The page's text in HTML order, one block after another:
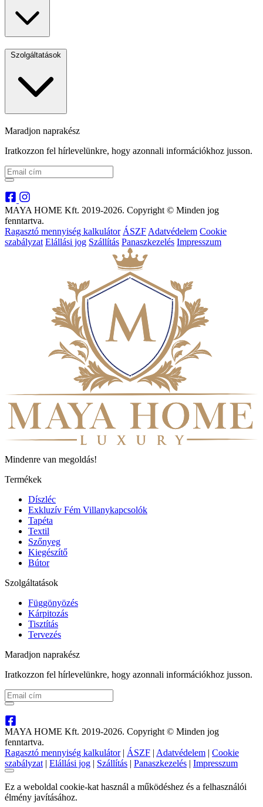
Szolgáltatások
Maradjon naprakész
Iratkozzon fel hírlevelünkre, hogy azonnali információkhoz jusson.
MAYA HOME Kft. 2019-2026. Copyright © Minden jog
fenntartva.
Ragasztó mennyiség kalkulátor ÁSZF Adatvédelem Cookie
szabályzat Elállási jog Szállítás Panaszkezelés Impresszum
Mindenre van megoldás!
Termékek
Díszléc
Exkluzív Fém Villanykapcsolók
Tapéta
Textil
Szőnyeg
Kiegészítő
Bútor
Szolgáltatások
Függönyözés
Kárpitozás
Tisztítás
Tervezés
Maradjon naprakész
Iratkozzon fel hírlevelünkre, hogy azonnali információkhoz jusson.
MAYA HOME Kft. 2019-2026. Copyright © Minden jog
fenntartva.
Ragasztó mennyiség kalkulátor | ÁSZF | Adatvédelem | Cookie
szabályzat | Elállási jog | Szállítás | Panaszkezelés | Impresszum
Ez a weboldal cookie-kat használ a működéshez és a felhasználói
élmény javításához.